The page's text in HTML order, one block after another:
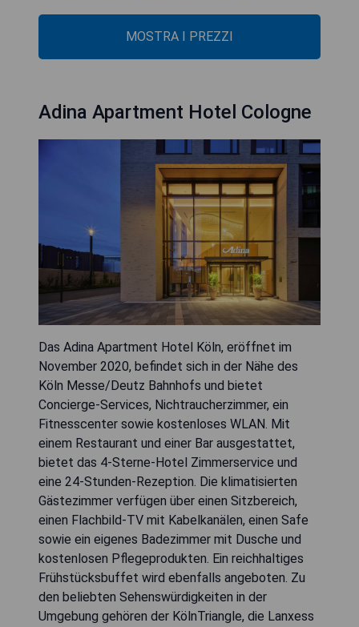
MOSTRA I PREZZI
Adina Apartment Hotel Cologne
Das Adina Apartment Hotel Köln, eröffnet im
November 2020, befindet sich in der Nähe des
Köln Messe/Deutz Bahnhofs und bietet
Concierge-Services, Nichtraucherzimmer, ein
Fitnesscenter sowie kostenloses WLAN. Mit
einem Restaurant und einer Bar ausgestattet,
bietet das 4-Sterne-Hotel Zimmerservice und
eine 24-Stunden-Rezeption. Die klimatisierten
Gästezimmer verfügen über einen Sitzbereich,
einen Flachbild-TV mit Kabelkanälen, einen Safe
sowie ein eigenes Badezimmer mit Dusche und
kostenlosen Pflegeprodukten. Ein reichhaltiges
Frühstücksbuffet wird ebenfalls angeboten. Zu
den beliebten Sehenswürdigkeiten in der
Umgebung gehören der KölnTriangle, die Lanxess